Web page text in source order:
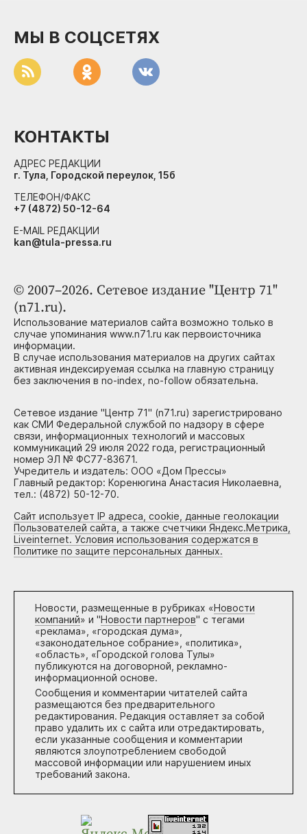
© 2007–2026. Сетевое издание "Центр 71"
(n71.ru).
Использование материалов сайта возможно только в
случае упоминания www.n71.ru как первоисточника
информации.
В случае использования материалов на других сайтах
активная индексируемая ссылка на главную страницу
без заключения в no-index, no-follow обязательна.
Сетевое издание "Центр 71" (n71.ru) зарегистрировано
как СМИ Федеральной службой по надзору в сфере
связи, информационных технологий и массовых
коммуникаций 29 июля 2022 года, регистрационный
номер ЭЛ № ФС77-83671.
Учредитель и издатель: ООО «Дом Прессы»
Главный редактор: Коренюгина Анастасия Николаевна,
тел.: (4872) 50-12-70.
Сайт использует IP адреса, cookie, данные геолокации
Пользователей сайта, а также счетчики Яндекс.Метрика,
Liveinternet. Условия использования содержатся в
Политике по защите персональных данных.
Новости, размещенные в рубриках «Новости
компаний» и "Новости партнеров" с тегами
«реклама», «городская дума»,
«законодательное собрание», «политика»,
«область», «Городской голова Тулы»
публикуются на договорной, рекламно-
информационной основе.
Сообщения и комментарии читателей сайта
размещаются без предварительного
редактирования. Редакция оставляет за собой
право удалить их с сайта или отредактировать,
если указанные сообщения и комментарии
являются злоупотреблением свободой
массовой информации или нарушением иных
требований закона.
МЫ В СОЦСЕТЯХ
КОНТАКТЫ
АДРЕС РЕДАКЦИИ
г. Тула, Городской переулок, 15б
ТЕЛЕФОН/ФАКС
+7 (4872) 50-12-64
E-MAIL РЕДАКЦИИ
kan@tula-pressa.ru